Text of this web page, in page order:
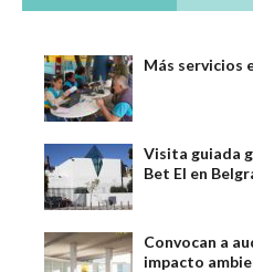
Más servicios
Visita guiada
Bet El en
Convocan a
impacto